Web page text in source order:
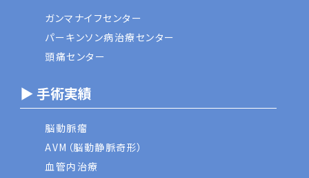
ガンマナイフセンター
パーキンソン病治療センター
頭痛センター
▶ 手術実績
脳動脈瘤
AVM（脳動静脈奇形）
血管内治療